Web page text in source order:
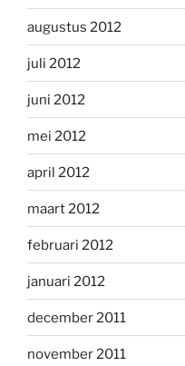
augustus 2012
juli 2012
juni 2012
mei 2012
april 2012
maart 2012
februari 2012
januari 2012
december 2011
november 2011